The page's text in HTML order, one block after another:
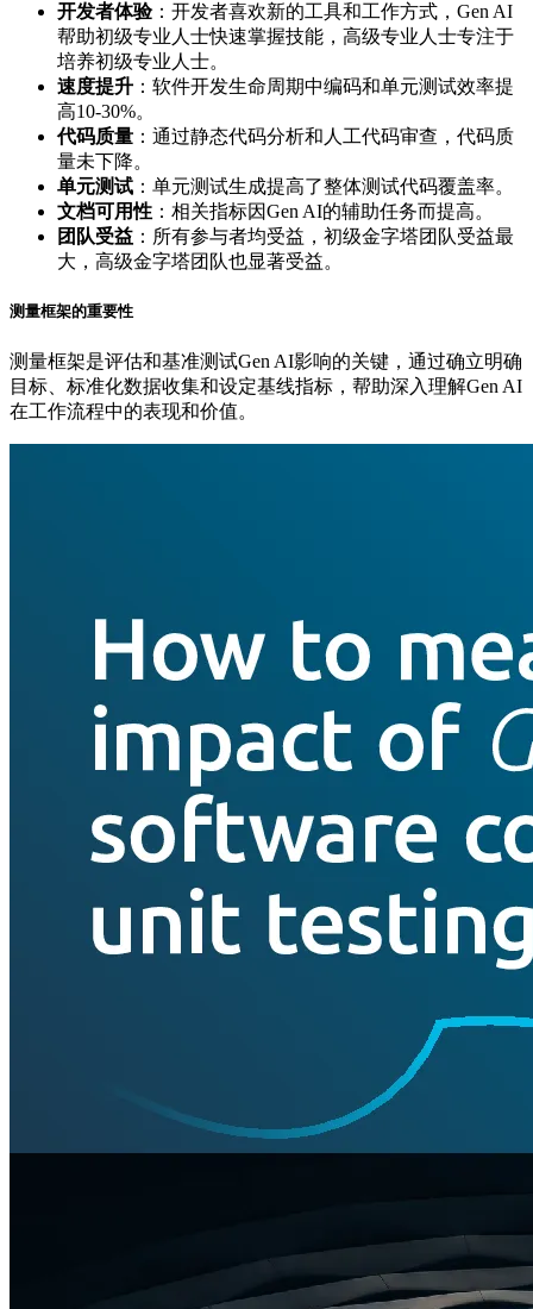
开发者体验：开发者喜欢新的工具和工作方式，Gen AI
帮助初级专业人士快速掌握技能，高级专业人士专注于
培养初级专业人士。
速度提升 ：软件开发生命周期中编码和单元测试效率提
高10-30%。
代码质量 ：通过静态代码分析和人工代码审查，代码质
量未下降。
单元测试 ：单元测试生成提高了整体测试代码覆盖率。
文档可用性 ：相关指标因Gen AI的辅助任务而提高。
团队受益 ：所有参与者均受益，初级金字塔团队受益最
大，高级金字塔团队也显著受益。
测量框架的重要性
测量框架是评估和基准测试Gen AI影响的关键，通过确立明确
目标、标准化数据收集和设定基线指标，帮助深入理解Gen AI
在工作流程中的表现和价值。